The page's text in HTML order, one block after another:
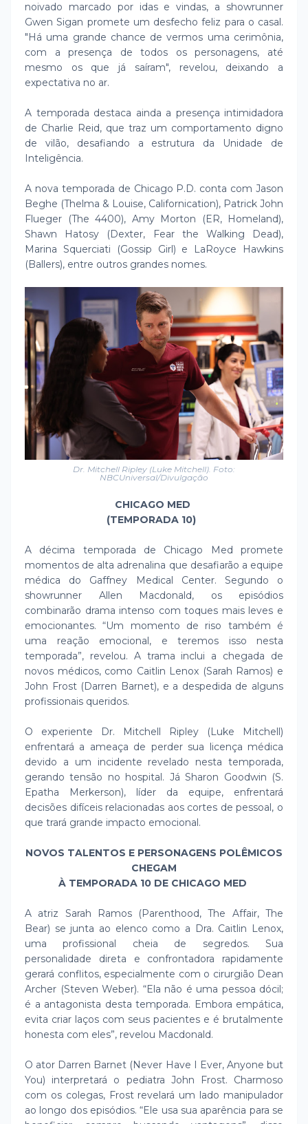
noivado marcado por idas e vindas, a showrunner
Gwen Sigan promete um desfecho feliz para o casal.
"Há uma grande chance de vermos uma cerimônia,
com a presença de todos os personagens, até
mesmo os que já saíram", revelou, deixando a
expectativa no ar.
A temporada destaca ainda a presença intimidadora
de Charlie Reid, que traz um comportamento digno
de vilão, desafiando a estrutura da Unidade de
Inteligência.
A nova temporada de Chicago P.D. conta com Jason
Beghe (Thelma & Louise, Californication), Patrick John
Flueger (The 4400), Amy Morton (ER, Homeland),
Shawn Hatosy (Dexter, Fear the Walking Dead),
Marina Squerciati (Gossip Girl) e LaRoyce Hawkins
(Ballers), entre outros grandes nomes.
Dr. Mitchell Ripley (Luke Mitchell). Foto:
NBCUniversal/Divulgação
CHICAGO MED
(TEMPORADA 10)
A décima temporada de Chicago Med promete
momentos de alta adrenalina que desafiarão a equipe
médica do Gaffney Medical Center. Segundo o
showrunner Allen Macdonald, os episódios
combinarão drama intenso com toques mais leves e
emocionantes. “Um momento de riso também é
uma reação emocional, e teremos isso nesta
temporada”, revelou. A trama inclui a chegada de
novos médicos, como Caitlin Lenox (Sarah Ramos) e
John Frost (Darren Barnet), e a despedida de alguns
profissionais queridos.
O experiente Dr. Mitchell Ripley (Luke Mitchell)
enfrentará a ameaça de perder sua licença médica
devido a um incidente revelado nesta temporada,
gerando tensão no hospital. Já Sharon Goodwin (S.
Epatha Merkerson), líder da equipe, enfrentará
decisões difíceis relacionadas aos cortes de pessoal, o
que trará grande impacto emocional.
NOVOS TALENTOS E PERSONAGENS POLÊMICOS
CHEGAM
À TEMPORADA 10 DE CHICAGO MED
A atriz Sarah Ramos (Parenthood, The Affair, The
Bear) se junta ao elenco como a Dra. Caitlin Lenox,
uma profissional cheia de segredos. Sua
personalidade direta e confrontadora rapidamente
gerará conflitos, especialmente com o cirurgião Dean
Archer (Steven Weber). “Ela não é uma pessoa dócil;
é a antagonista desta temporada. Embora empática,
evita criar laços com seus pacientes e é brutalmente
honesta com eles”, revelou Macdonald.
O ator Darren Barnet (Never Have I Ever, Anyone but
You) interpretará o pediatra John Frost. Charmoso
com os colegas, Frost revelará um lado manipulador
ao longo dos episódios. “Ele usa sua aparência para se